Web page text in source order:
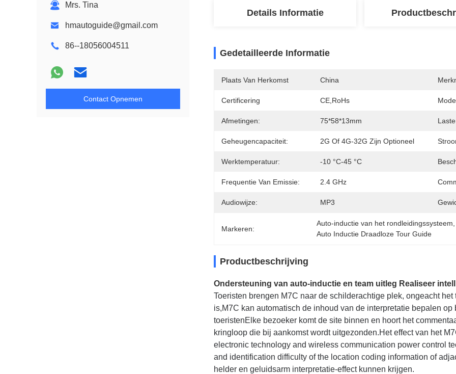
Mrs. Tina
hmautoguide@gmail.com
86--18056004511
Contact Opnemen
Details Informatie
Gedetailleerde Informatie
Plaats Van Herkomst China
Certificering CE,RoHs
Afmetingen: 75*58*13mm
Geheugencapaciteit: 2G Of 4G-32G Zijn Optioneel
Werktemperatuur: -10 °C-45 °C
Frequentie Van Emissie: 2.4 GHz
Audiowijze: MP3
Markeren:
Auto-inductie van het rondleidingssysteem
Auto Inductie Draadloze Tour Guide
Productbeschrijving
Ondersteuning van auto-inductie en team uitleg Realiseer
Toeristen brengen M7C naar de schilderachtige plek, ongeacht
is,M7C kan automatisch de inhoud van de interpretatie bepalen
toeristenElke bezoeker komt de site binnen en hoort het
kringloop die bij aankomst wordt uitgezonden.Het effect van het
electronic technology and wireless communication power control
and identification difficulty of the location coding information of
helder en geluidsarm interpretatie-effect kunnen krijgen.